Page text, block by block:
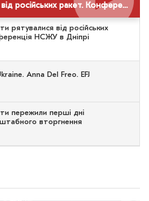
Як журналісти рятувалися від російських ракет. Конференція НСЖУ в Дніпрі
рятувалися від російських
НСЖУ в Дніпрі
Anna Del Freo. EFJ
пережили перші дні
вторгнення